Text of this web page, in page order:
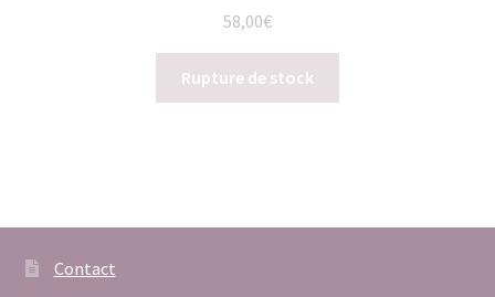
58,00€
Rupture de stock
Contact